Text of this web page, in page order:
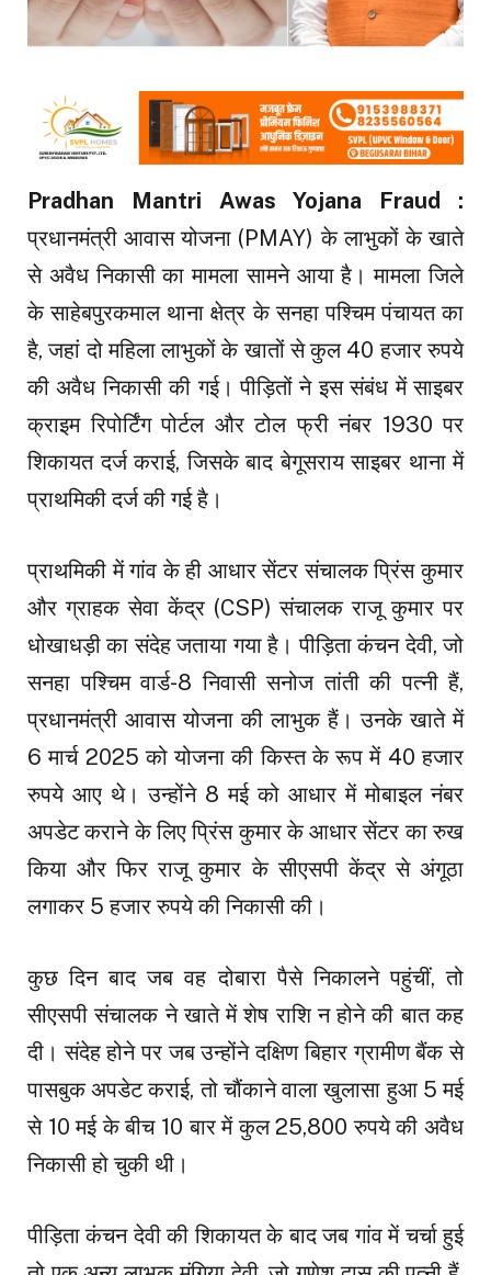
Pradhan Mantri Awas Yojana Fraud :
प्रधानमंत्री आवास योजना (PMAY) के लाभुकों के खाते
से अवैध निकासी का मामला सामने आया है। मामला जिले
के साहेबपुरकमाल थाना क्षेत्र के सनहा पश्चिम पंचायत का
है, जहां दो महिला लाभुकों के खातों से कुल 40 हजार रुपये
की अवैध निकासी की गई। पीड़ितों ने इस संबंध में साइबर
क्राइम रिपोर्टिंग पोर्टल और टोल फ्री नंबर 1930 पर
शिकायत दर्ज कराई, जिसके बाद बेगूसराय साइबर थाना में
प्राथमिकी दर्ज की गई है।
प्राथमिकी में गांव के ही आधार सेंटर संचालक प्रिंस कुमार
और ग्राहक सेवा केंद्र (CSP) संचालक राजू कुमार पर
धोखाधड़ी का संदेह जताया गया है। पीड़िता कंचन देवी, जो
सनहा पश्चिम वार्ड-8 निवासी सनोज तांती की पत्नी हैं,
प्रधानमंत्री आवास योजना की लाभुक हैं। उनके खाते में
6 मार्च 2025 को योजना की किस्त के रूप में 40 हजार
रुपये आए थे। उन्होंने 8 मई को आधार में मोबाइल नंबर
अपडेट कराने के लिए प्रिंस कुमार के आधार सेंटर का रुख
किया और फिर राजू कुमार के सीएसपी केंद्र से अंगूठा
लगाकर 5 हजार रुपये की निकासी की।
कुछ दिन बाद जब वह दोबारा पैसे निकालने पहुंचीं, तो
सीएसपी संचालक ने खाते में शेष राशि न होने की बात कह
दी। संदेह होने पर जब उन्होंने दक्षिण बिहार ग्रामीण बैंक से
पासबुक अपडेट कराई, तो चौंकाने वाला खुलासा हुआ 5 मई
से 10 मई के बीच 10 बार में कुल 25,800 रुपये की अवैध
निकासी हो चुकी थी।
पीड़िता कंचन देवी की शिकायत के बाद जब गांव में चर्चा हुई